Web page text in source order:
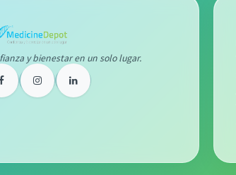
y bienestar en un solo lugar.